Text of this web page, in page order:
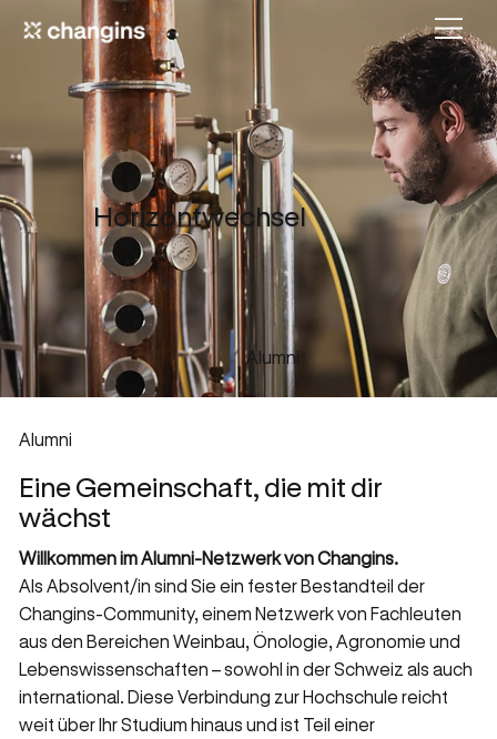
Horizontwechsel
Alumni
Alumni
Eine Gemeinschaft, die mit dir
wächst
Willkommen im Alumni-Netzwerk von Changins.
Als Absolvent/in sind Sie ein fester Bestandteil der
Changins-Community, einem Netzwerk von Fachleuten
aus den Bereichen Weinbau, Önologie, Agronomie und
Lebenswissenschaften – sowohl in der Schweiz als auch
international. Diese Verbindung zur Hochschule reicht
weit über Ihr Studium hinaus und ist Teil einer